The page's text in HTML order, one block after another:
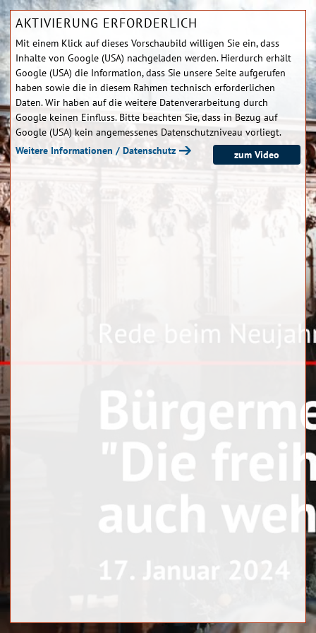
AKTIVIERUNG ERFORDERLICH
Mit einem Klick auf dieses Vorschaubild willigen Sie ein, dass
Inhalte von Google (USA) nachgeladen werden. Hierdurch erhält
Google (USA) die Information, dass Sie unsere Seite aufgerufen
haben sowie die in diesem Rahmen technisch erforderlichen
Daten. Wir haben auf die weitere Datenverarbeitung durch
Google keinen Einfluss. Bitte beachten Sie, dass in Bezug auf
Google (USA) kein angemessenes Datenschutzniveau vorliegt.
zum Video
Weitere Informationen / Datenschutz